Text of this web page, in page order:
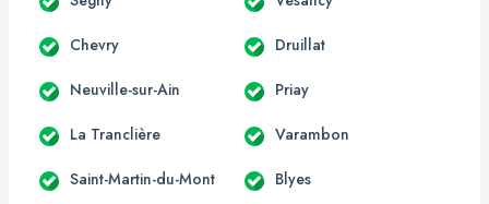
Chevry Druillat
Neuville-sur-Ain Priay
La Tranclière Varambon
Saint-Martin-du-Mont Blyes